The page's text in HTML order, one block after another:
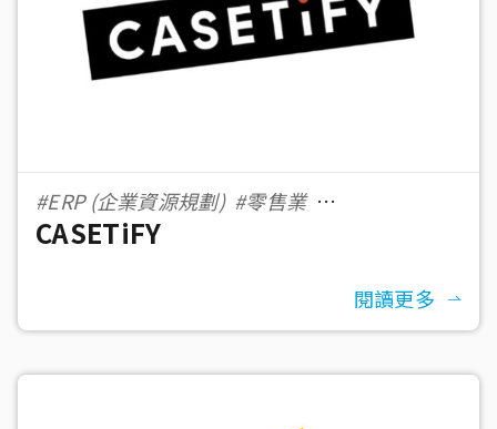
#ERP (企業資源規劃) #零售業
#eCommerce 電子商務
CASETiFY
閱讀更多